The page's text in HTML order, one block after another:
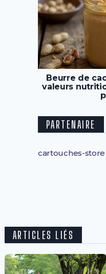
Beurre de
valeurs
PARTENAIRE
cartouches-store
ARTICLES LIÉS